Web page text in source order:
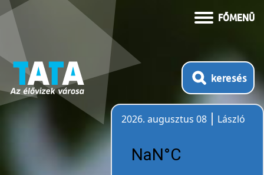
FŐMENÜ
keresés
2026. augusztus 08
László